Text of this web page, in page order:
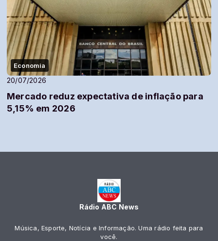
Economia
20/07/2026
Mercado reduz expectativa de inflação para
5,15% em 2026
Rádio ABC News
Música, Esporte, Notícia e Informação. Uma rádio feita para
você.